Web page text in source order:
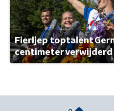
Fierljep toptalent
centimeter verwijderd